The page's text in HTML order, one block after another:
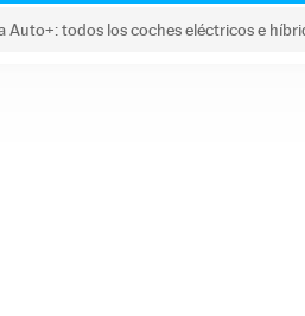
Auto+: todos los coches eléctricos e